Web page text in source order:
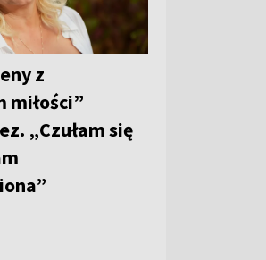
z
miłości”
„Czułam się